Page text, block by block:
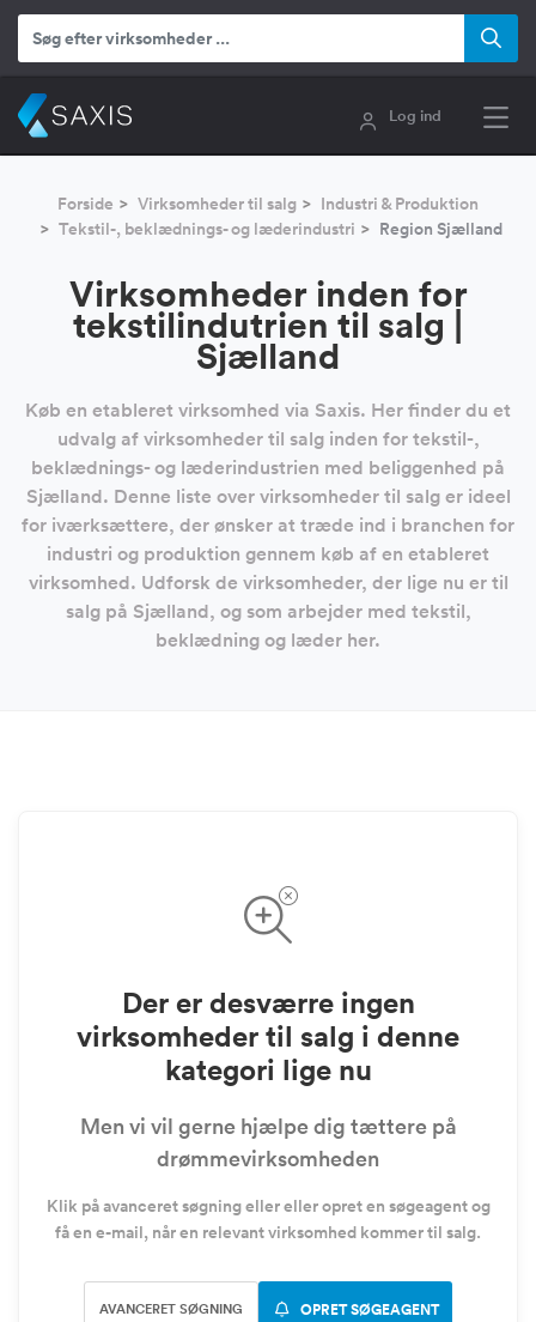
Log ind
Forside Virksomheder til salg
Industri & Produktion
Tekstil-, beklædnings- og læderindustri
Region Sjælland
Virksomheder inden for
tekstilindutrien til salg |
Sjælland
Køb en etableret virksomhed via Saxis. Her finder du et
udvalg af virksomheder til salg inden for tekstil-,
beklædnings- og læderindustrien med beliggenhed på
Sjælland. Denne liste over virksomheder til salg er ideel
for iværksættere, der ønsker at træde ind i branchen for
industri og produktion gennem køb af en etableret
virksomhed. Udforsk de virksomheder, der lige nu er til
salg på Sjælland, og som arbejder med tekstil,
beklædning og læder her.
Der er desværre ingen
virksomheder til salg i denne
kategori lige nu
Men vi vil gerne hjælpe dig tættere på
drømmevirksomheden
Klik på avanceret søgning eller eller opret en søgeagent og
få en e-mail, når en relevant virksomhed kommer til salg.
AVANCERET SØGNING OPRET SØGEAGENT